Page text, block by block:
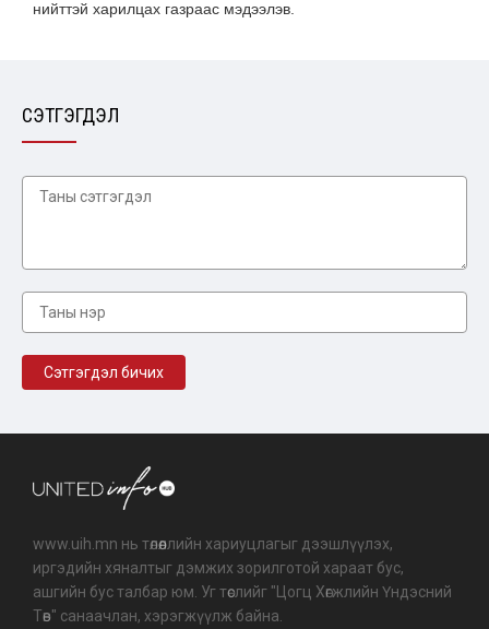
нийттэй харилцах газраас мэдээлэв.
СЭТГЭГДЭЛ
www.uih.mn нь төлөөллийн хариуцлагыг дээшлүүлэх,
иргэдийн хяналтыг дэмжих зорилготой хараат бус,
ашгийн бус талбар юм. Уг төслийг "Цогц Хөгжлийн Үндэсний
Төв" санаачлан, хэрэгжүүлж байна.